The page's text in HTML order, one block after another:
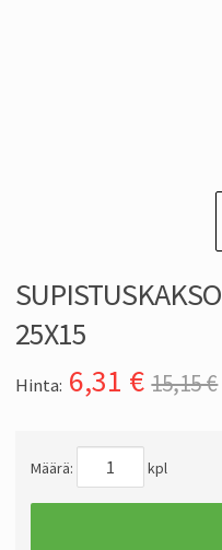
25X15
Hinta: 6,31 € 15,15 €
Määrä: kpl